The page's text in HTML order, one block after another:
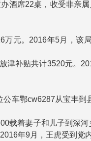
酒席22桌，收受非亲
万元。2016年5月，该
补贴共计3520元。
车鄂cw6287从宝丰
载着妻子和儿子到深
年9月，王虎受到党